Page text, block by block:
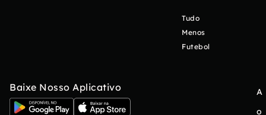
Tudo
Menos
Futebol
Baixe Nosso Aplicativo
A
o